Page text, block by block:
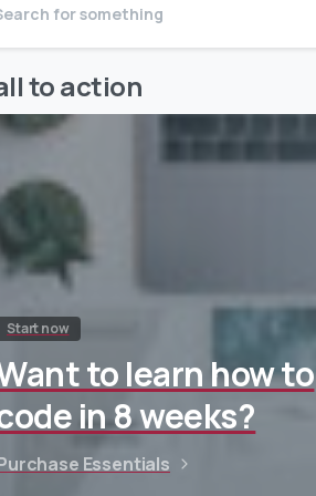
to action
Start now
to learn how to
in 8 weeks?
Essentials